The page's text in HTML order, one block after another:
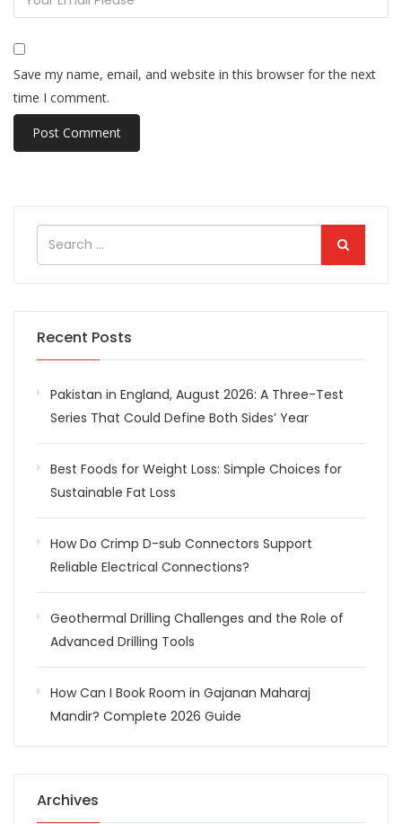
Save my name, email, and website in this browser for the next
time I comment.
Recent Posts
Pakistan in England, August 2026: A Three-Test
Series That Could Define Both Sides’ Year
Best Foods for Weight Loss: Simple Choices for
Sustainable Fat Loss
How Do Crimp D-sub Connectors Support
Reliable Electrical Connections?
Geothermal Drilling Challenges and the Role of
Advanced Drilling Tools
How Can I Book Room in Gajanan Maharaj
Mandir? Complete 2026 Guide
Archives